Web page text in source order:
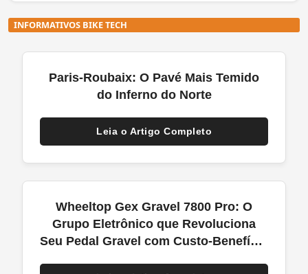
INFORMATIVOS BIKE TECH
Paris-Roubaix: O Pavé Mais Temido
do Inferno do Norte
Leia o Artigo Completo
Wheeltop Gex Gravel 7800 Pro: O
Grupo Eletrônico que Revoluciona
Seu Pedal Gravel com Custo-Benefício